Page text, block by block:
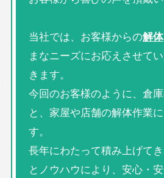
当社では、お客様からの解体
まなニーズにお応えさせて
きます。
今回のお客様のように、倉
と、家屋や店舗の解体作業
す。
長年にわたって積み上げて
とノウハウにより、安心・